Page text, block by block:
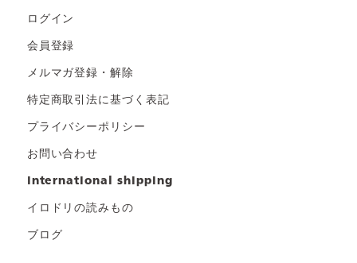
ログイン
会員登録
メルマガ登録・解除
特定商取引法に基づく表記
プライバシーポリシー
お問い合わせ
international shipping
イロドリの読みもの
ブログ